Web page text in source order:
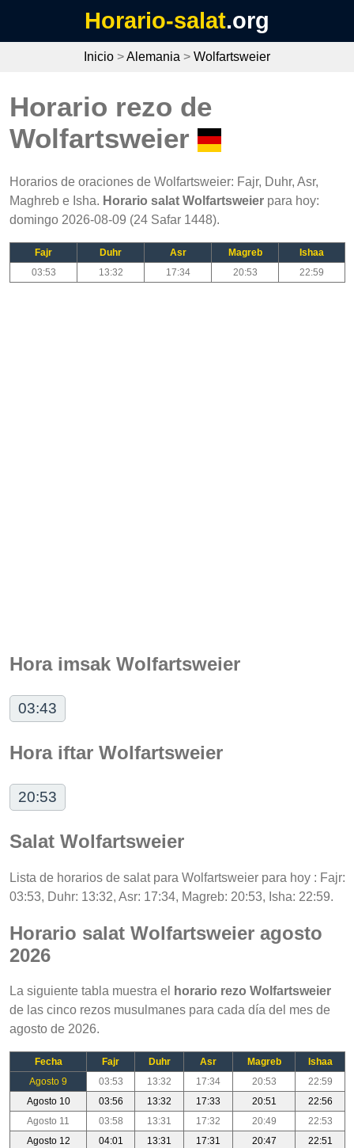
Horario-salat.org
Inicio >Alemania > Wolfartsweier
Horario rezo de
Wolfartsweier
Horarios de oraciones de Wolfartsweier: Fajr, Duhr, Asr,
Maghreb e Isha. Horario salat Wolfartsweier para hoy:
domingo 2026-08-09 (24 Safar 1448).
Fajr Duhr Asr Magreb
Ishaa
03:53
13:32 17:34 20:53 22:59
Hora imsak Wolfartsweier
03:43
Hora iftar Wolfartsweier
20:53
Salat Wolfartsweier
Lista de horarios de salat para Wolfartsweier para hoy : Fajr:
03:53, Duhr: 13:32, Asr: 17:34, Magreb: 20:53, Isha: 22:59.
Horario salat Wolfartsweier agosto
2026
La siguiente tabla muestra el
horario rezo Wolfartsweier
de las cinco rezos musulmanes para cada día del mes de
agosto de 2026.
Fecha Fajr Duhr Asr Magreb
Ishaa
Agosto 9
03:53 13:32 17:34 20:53
22:59
Agosto 10
03:56 13:32 17:33 20:51
22:56
Agosto 11
03:58 13:31 17:32 20:49
22:53
Agosto 12
04:01 13:31 17:31 20:47
22:51